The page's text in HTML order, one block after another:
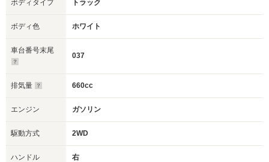
ボディタイプ トラック
ボディ色 ホワイト
車台番号末尾
037
排気量 660cc
エンジン ガソリン
駆動方式 2WD
ハンドル 右